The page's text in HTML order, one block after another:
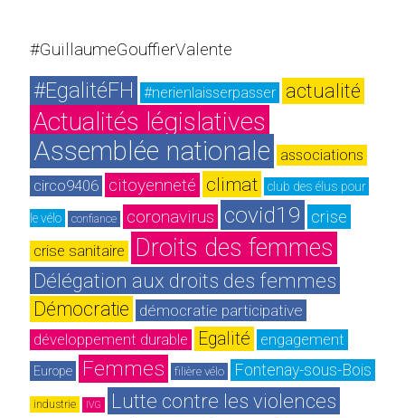
#GuillaumeGouffierValente
#EgalitéFH #nerienlaisserpasser actualité
Actualités législatives
Assemblée nationale
associations
circo9406
citoyenneté climat club des élus pour
le vélo confiance coronavirus covid19 crise
crise sanitaire Droits des femmes
Délégation aux droits des femmes
Démocratie démocratie participative
développement durable Egalité engagement
Europe Femmes filière vélo Fontenay-sous-Bois
industrie IVG Lutte contre les violences